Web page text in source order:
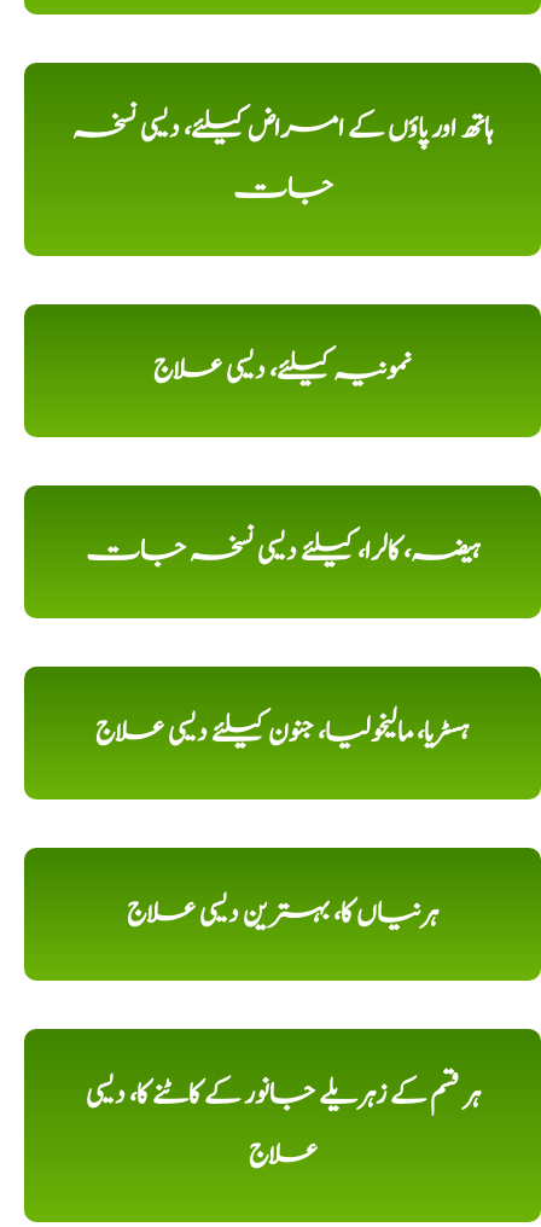
ہاتھ اور پاؤں کے امراض کیلئے، دیسی نسخہ
جات
نمونیہ کیلئے، دیسی علاج
ہیضہ، کالرا، کیلئے دیسی نسخہ جات
ہسٹریا، مالیخولیا، جنون کیلئے دیسی علاج
ہرنیاں کا، بہترین دیسی علاج
ہر قسم کے زہریلے جانور کے کاٹنے کا، دیسی
علاج